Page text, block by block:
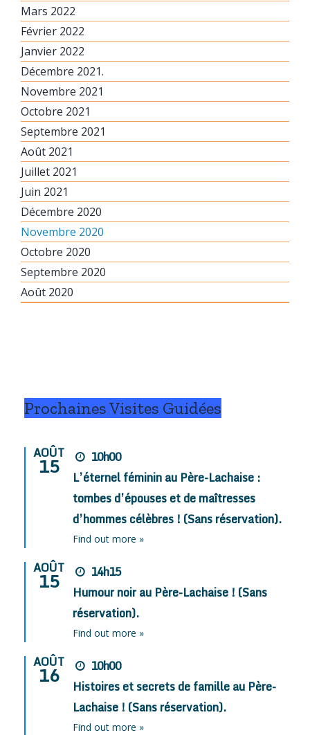
Mars 2022
Février 2022
Janvier 2022
Décembre 2021.
Novembre 2021
Octobre 2021
Septembre 2021
Août 2021
Juillet 2021
Juin 2021
Décembre 2020
Novembre 2020
Octobre 2020
Septembre 2020
Août 2020
Prochaines Visites Guidées
AOÛT
15
10h00
L’éternel féminin au Père-Lachaise :
tombes d’épouses et de maîtresses
d’hommes célèbres ! (Sans réservation).
Find out more »
AOÛT
15
14h15
Humour noir au Père-Lachaise ! (Sans
réservation).
Find out more »
AOÛT
16
10h00
Histoires et secrets de famille au Père-
Lachaise ! (Sans réservation).
Find out more »